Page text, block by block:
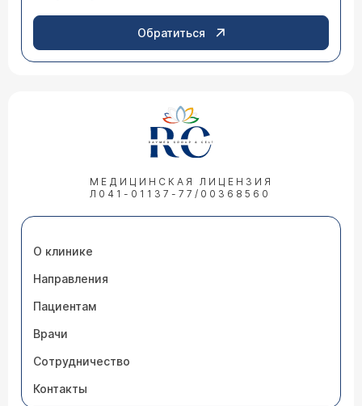
Обратиться
МЕДИЦИНСКАЯ ЛИЦЕНЗИЯ
Л041-01137-77/00368560
О клинике
Направления
Пациентам
Врачи
Сотрудничество
Контакты